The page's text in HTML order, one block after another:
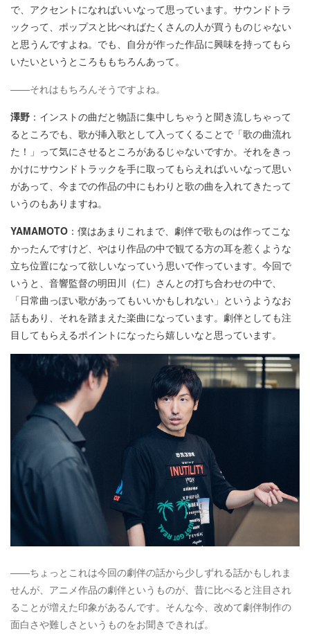
で、アクセントになればいいなって思っています。サウンドトラ
ックって、ポップスと比べればたくさんの人が買うものじゃない
と思うんですよね。でも、自分が作った作品に興味を持ってもら
いたいというところももちろんあって。
――それはもちろんそうですよね。
澤野 ：インストの曲だと物語に集中しちゃうと聞き流しちゃって
るところでも、歌が挿入歌として入ってくることで「歌の曲流れ
た！」って気にさせるところがあるじゃないですか。それをきっ
かけにサウンドトラックを手に取ってもらえればいいなって思い
があって、今までの作品の中にもわりと歌の曲を入れてきたって
いうのもありますね。
YAMAMOTO ：僕はあまりこれまで、劇伴で歌ものは作ってこな
かったんですけど、やはり作品の中で観てる方の耳を惹くような
立ち位置になって欲しいなっていう思いで作っています。今回で
いうと、音響監督の明田川（仁）さんとの打ち合わせの中で、
「日常曲っぽい歌があってもいいかもしれない」というようなお
話もあり、それを踏まえた楽曲になっています。劇伴としても注
目してもらえるポイントになったら嬉しいなと思っています。
――ちょっとこれは今回の劇伴の話から少しずれる話かもしれま
せんが、アニメ作品の劇伴というものが、昔に比べると注目され
ることが増えた印象があるんです。そんな今、改めて劇伴制作の
面白さや難しさというものをお聞きできれば。